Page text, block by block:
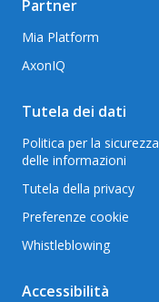
Partner
Mia Platform
AxonIQ
Tutela dei dati
Politica per la sicurezza
delle informazioni
Tutela della privacy
Preferenze cookie
Whistleblowing
Accessibilità